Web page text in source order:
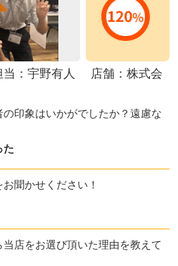
：宇野有人 店舗：株式会
印象はいかがでしたか？遠慮な
た
聞かせください！
店をお選び頂いた理由を教えて